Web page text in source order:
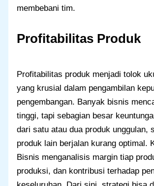
membebani tim.
Profitabilitas Produk
Profitabilitas produk menjadi tolok
yang krusial dalam pengambilan
pengembangan. Banyak bisnis
tinggi, tapi sebagian besar
dari satu atau dua produk unggulan,
produk lain berjalan kurang optimal.
Bisnis menganalisis margin tiap
produksi, dan kontribusi terhadap